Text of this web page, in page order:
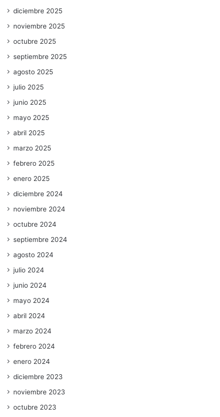
diciembre 2025
noviembre 2025
octubre 2025
septiembre 2025
agosto 2025
julio 2025
junio 2025
mayo 2025
abril 2025
marzo 2025
febrero 2025
enero 2025
diciembre 2024
noviembre 2024
octubre 2024
septiembre 2024
agosto 2024
julio 2024
junio 2024
mayo 2024
abril 2024
marzo 2024
febrero 2024
enero 2024
diciembre 2023
noviembre 2023
octubre 2023